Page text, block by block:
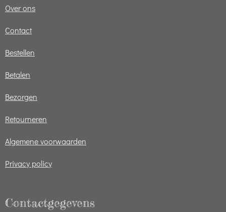
Over ons
Contact
Bestellen
Betalen
Bezorgen
Retourneren
Algemene voorwaarden
Privacy policy
Contactgegevens